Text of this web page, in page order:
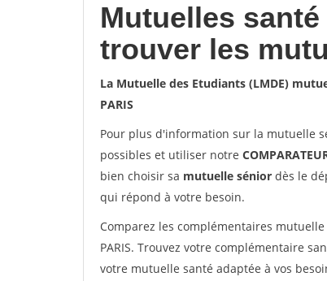
Mutuelles
trouver les
La Mutuelle des Etudiants (LMDE)
PARIS
Pour plus d'information sur la mutuelle
possibles et utiliser notre
bien choisir sa mutuelle sénior dès le
qui répond à votre besoin.
Comparez les complémentaires
PARIS. Trouvez votre complémentaire
votre mutuelle santé adaptée à vos